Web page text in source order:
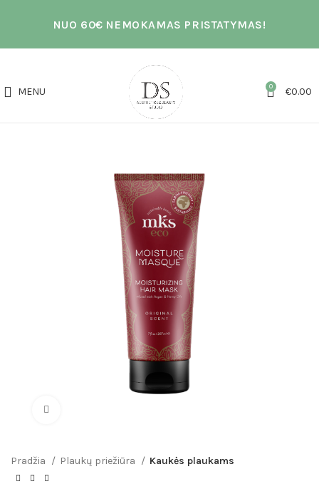
NUO 60€ NEMOKAMAS PRISTATYMAS!
MENU 0 €0.00
Pradžia Plaukų priežiūra Kaukės plaukams